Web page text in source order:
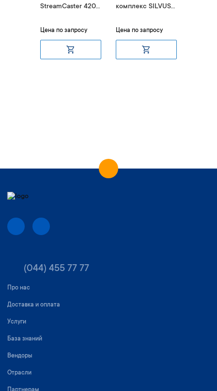
StreamCaster 4200
Цена по запросу
комплекс SILVUS
Цена по запросу
(044) 455 77 77
Про нас
Доставка и оплата
Услуги
База знаний
Вендоры
Отрасли